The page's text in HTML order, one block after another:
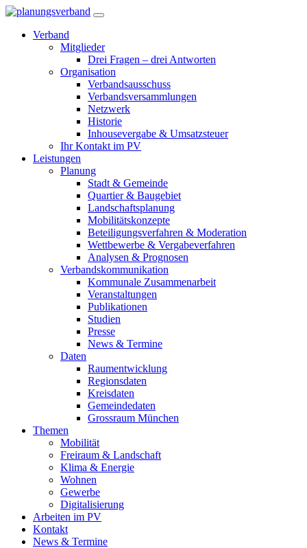
Verband
Mitglieder
Drei Fragen – drei Antworten
Organisation
Verbandsausschuss
Verbandsversammlungen
Netzwerk
Historie
Inhousevergabe & Umsatzsteuer
Ihr Kontakt im PV
Leistungen
Planung
Stadt & Gemeinde
Quartier & Baugebiet
Landschaftsplanung
Mobilitätskonzepte
Beteiligungsverfahren & Moderation
Wettbewerbe & Vergabeverfahren
Analysen & Prognosen
Verbandskommunikation
Kommunale Zusammenarbeit
Veranstaltungen
Publikationen
Studien
Presse
News & Termine
Daten
Raumentwicklung
Regionsdaten
Kreisdaten
Gemeindedaten
Grossraum München
Themen
Mobilität
Freiraum & Landschaft
Klima & Energie
Wohnen
Gewerbe
Digitalisierung
Arbeiten im PV
Kontakt
News & Termine